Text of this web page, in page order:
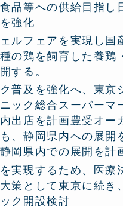
品等への供給目指し
強化
ルフェアを実現し国
の鶏を飼育した養鶏
する。
普及を強化へ、東京
ック総合スーパーマ
出店を計画豊受オー
、静岡県内への展開
岡県内での展開を計
実現するため、医療
策として東京に続き
ク開設検討